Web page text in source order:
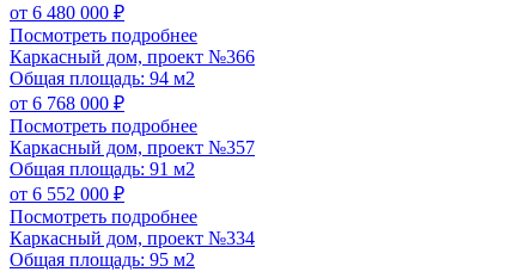
от 6 480 000 ₽
Посмотреть подробнее
Каркасный дом, проект №366
Общая площадь: 94 м2
от 6 768 000 ₽
Посмотреть подробнее
Каркасный дом, проект №357
Общая площадь: 91 м2
от 6 552 000 ₽
Посмотреть подробнее
Каркасный дом, проект №334
Общая площадь: 95 м2